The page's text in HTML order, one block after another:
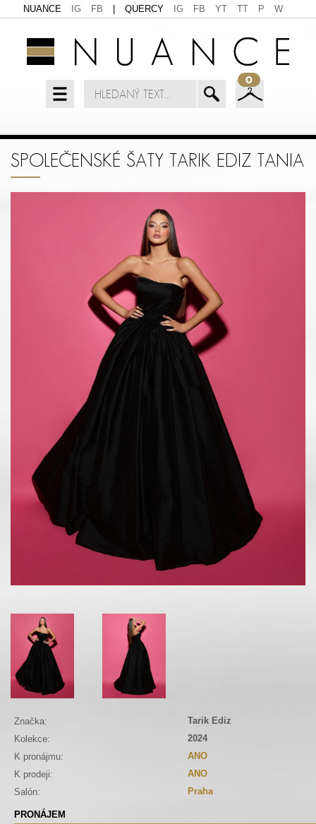
NUANCE IG FB QUERCY IG FB YT TT P W
0
SPOLEČENSKÉ ŠATY TARIK EDIZ TANIA
Značka:
Tarik Ediz
Kolekce:
2024
K pronájmu:
ANO
K prodeji:
ANO
Salón:
Praha
PRONÁJEM